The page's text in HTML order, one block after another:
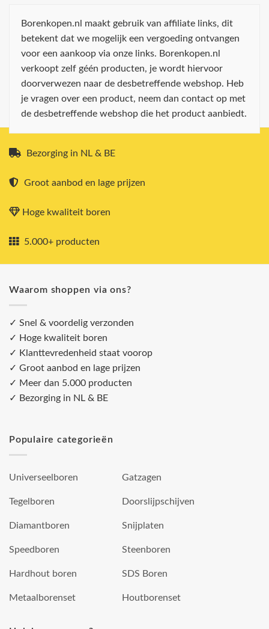
Borenkopen.nl maakt gebruik van affiliate links, dit
betekent dat we mogelijk een vergoeding ontvangen
voor een aankoop via onze links. Borenkopen.nl
verkoopt zelf géén producten, je wordt hiervoor
doorverwezen naar de desbetreffende webshop. Heb
je vragen over een product, neem dan contact op met
de desbetreffende webshop die het product aanbiedt.
Bezorging in NL & BE
Groot aanbod en lage prijzen
Hoge kwaliteit boren
5.000+ producten
Waarom shoppen via ons?
✓ Snel & voordelig verzonden
✓ Hoge kwaliteit boren
✓ Klanttevredenheid staat voorop
✓ Groot aanbod en lage prijzen
✓ Meer dan 5.000 producten
✓ Bezorging in NL & BE
Populaire categorieën
Universeelboren
Tegelboren
Diamantboren
Speedboren
Hardhout boren
Metaalborenset
Gatzagen
Doorslijpschijven
Snijplaten
Steenboren
SDS Boren
Houtborenset